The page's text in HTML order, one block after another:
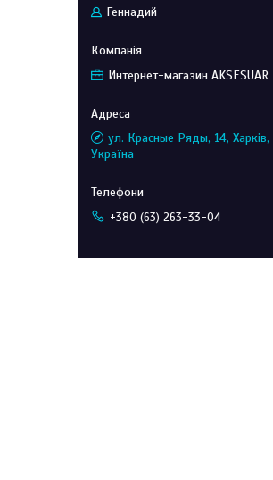
Геннадий
Интернет-магазин AKSESUAR
ул. Красные Ряды, 14, Харків,
Україна
+380 (63) 263-33-04